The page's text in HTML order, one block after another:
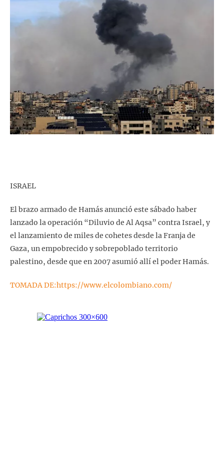
ISRAEL
El brazo armado de Hamás anunció este sábado haber
lanzado la operación “Diluvio de Al Aqsa” contra Israel, y
el lanzamiento de miles de cohetes desde la Franja de
Gaza, un empobrecido y sobrepoblado territorio
palestino, desde que en 2007 asumió allí el poder Hamás.
TOMADA DE:https://www.elcolombiano.com/